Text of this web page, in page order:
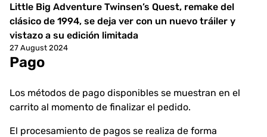
Noticias
Little Big Adventure Twinsen’s Quest, remake del
clásico de 1994, se deja ver con un nuevo tráiler y
vistazo a su edición limitada
27 August 2024
Pago
Los métodos de pago disponibles se muestran en el
carrito al momento de finalizar el pedido.
El procesamiento de pagos se realiza de forma